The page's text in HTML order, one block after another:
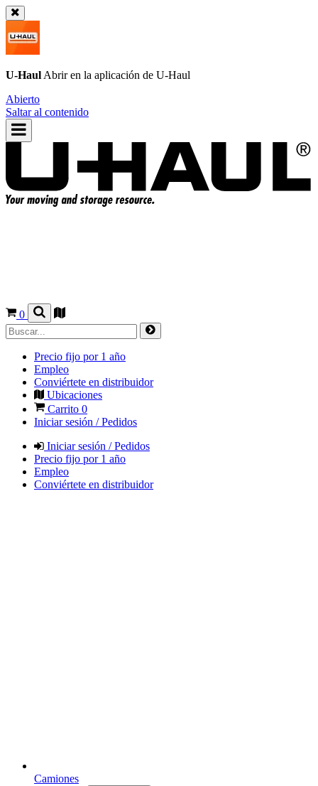
U-Haul Abrir en la aplicación de U-Haul
Abierto
Saltar al contenido
0
Precio fijo por 1 año
Empleo
Conviértete en distribuidor
Ubicaciones
Carrito 0
Iniciar sesión / Pedidos
Iniciar sesión / Pedidos
Precio fijo por 1 año
Empleo
Conviértete en distribuidor
Camiones